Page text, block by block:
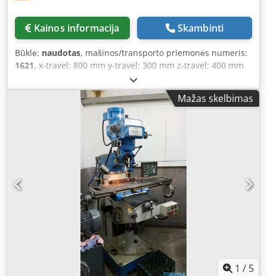
Kainos informacija Skambinti
Būklė: naudotas, mašinos/transporto priemonės numeris:
1621, x-travel: 800 mm y-travel: 300 mm z-travel: 400 mm
Table size: 1000 x 440 mm Tool holder: SK40 Spindle
speeds (pulley): 40 - 2000 rpm Number of spindle speed
steps: 18 Maximum spindle speed: (6000 possible by
changing the belt) rpm Feed range: 10 - 500 mm/min
Number of feed steps: 18 Total power requirement: 3 kW
Dcsdpfx Acoh Ra Nqe Hjk Machine weight approx.: 2.1 t
Space requirement approx.: 1600 x 1550 x 1930 mm
Universal tool milling machine in travelling column design,
suitable for machining heavy workpieces. Equipped with a
3-axis rotary and swiveling worktable, power feeds and
rapid traverses in all 3 axes, vertical and horizontal quills
with high-speed head. Maximum speeds of
1900/2350/3000/3750/4750/6000 rpm adjustable via belt
drive. Includes coolant pump, universal clamping table
with 6 T-slots of 16 mm x 7. Separate control cabinet (main
machine switch not included).
Mažas skelbimas
1 / 5